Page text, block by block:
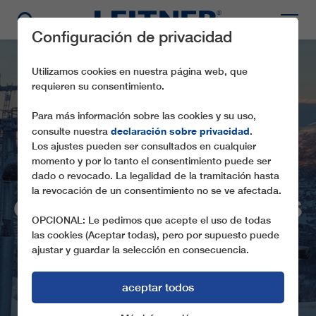
CD6C LODGE EXPRESS
Configuración de privacidad
Utilizamos cookies en nuestra página web, que
requieren su consentimiento.
Para más información sobre las cookies y su uso,
consulte nuestra declaración sobre privacidad.
Los ajustes pueden ser consultados en cualquier
momento y por lo tanto el consentimiento puede ser
dado o revocado. La legalidad de la tramitación hasta
la revocación de un consentimiento no se ve afectada.
OPCIONAL: Le pedimos que acepte el uso de todas
las cookies (Aceptar todas), pero por supuesto puede
ajustar y guardar la selección en consecuencia.
aceptar todos